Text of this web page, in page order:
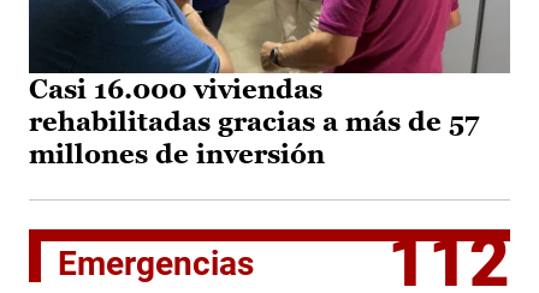
Casi 16.000 viviendas
rehabilitadas gracias a más de 57
millones de inversión
Emergencias 112